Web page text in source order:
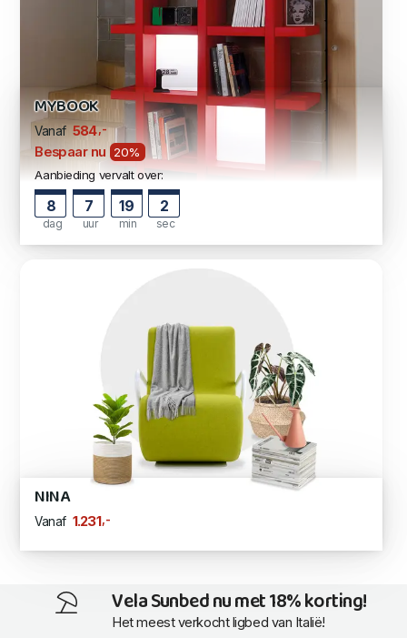
MYBOOK
Vanaf 584,-
Bespaar nu
20%
Aanbieding vervalt over:
8
dag
7
uur
19
min
1
sec
NINA
Vanaf 1.231,-
Vela Sunbed nu met 18% korting!
Het meest verkocht ligbed van Italië!